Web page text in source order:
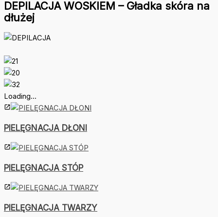
DEPILACJA WOSKIEM – Gładka skóra na
dłużej
Loading...
PIELĘGNACJA DŁONI
PIELĘGNACJA STÓP
PIELĘGNACJA TWARZY